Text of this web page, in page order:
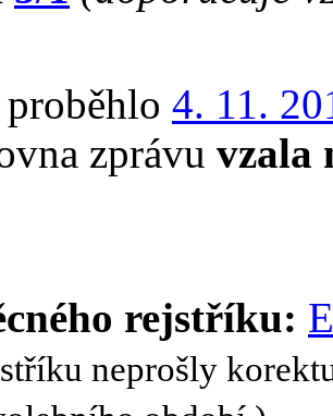
4. 11.
zprávu vzala
rejstříku:
neprošly